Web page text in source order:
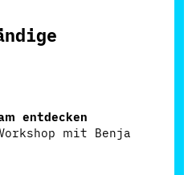
entdecken
mit Benja